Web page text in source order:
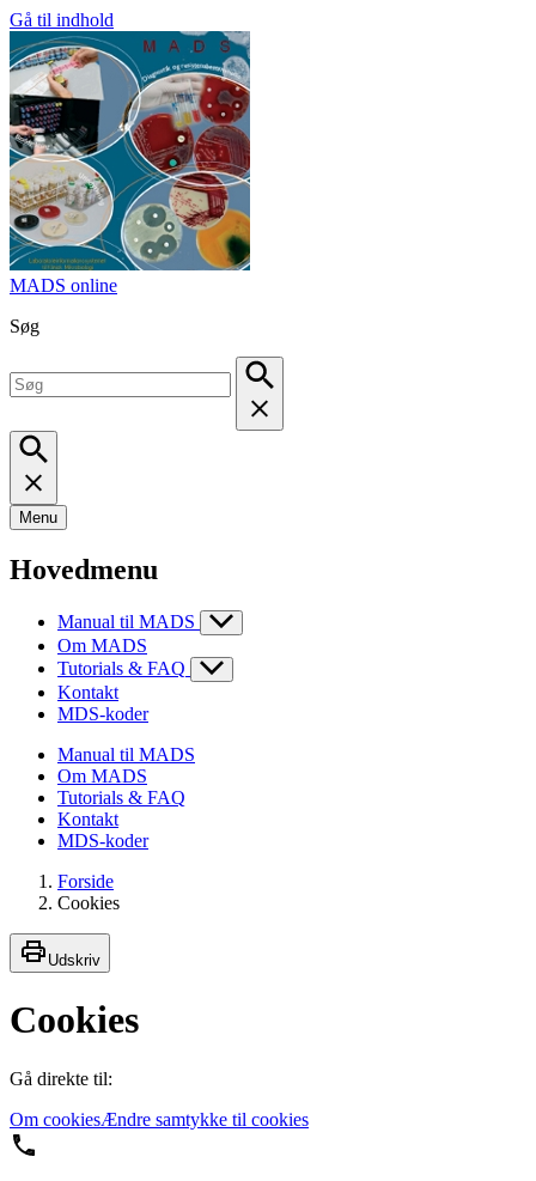
Gå til indhold
MADS online
Søg
Menu
Hovedmenu
Manual til MADS
Om MADS
Tutorials & FAQ
Kontakt
MDS-koder
Manual til MADS
Om MADS
Tutorials & FAQ
Kontakt
MDS-koder
Forside
Cookies
Udskriv
Cookies
Gå direkte til:
Om cookiesÆndre samtykke til cookies